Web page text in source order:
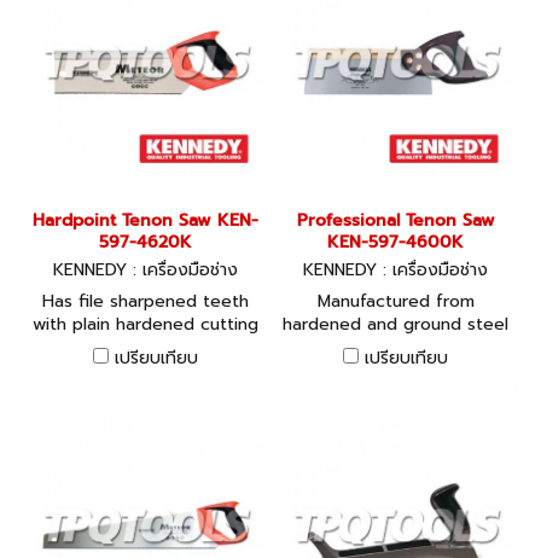
Hardpoint Tenon Saw KEN-
597-4620K
KENNEDY : เครื่องมือช่าง
Has file sharpened teeth
with plain hardened cutting
edges. Impact resistant
handle. High quality. 13
เปรียบเทียบ
Professional Tenon Saw
KEN-597-4600K
KENNEDY : เครื่องมือช่าง
Manufactured from
hardened and ground steel
with glazed and polished
blade, tensioned and fully
เปรียบเทียบ